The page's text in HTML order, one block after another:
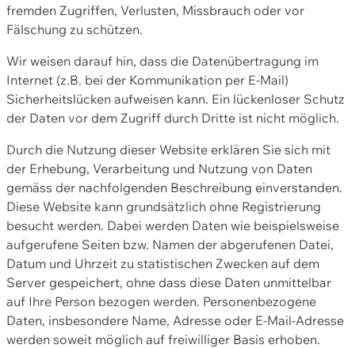
fremden Zugriffen, Verlusten, Missbrauch oder vor
Fälschung zu schützen.
Wir weisen darauf hin, dass die Datenübertragung im
Internet (z.B. bei der Kommunikation per E-Mail)
Sicherheitslücken aufweisen kann. Ein lückenloser Schutz
der Daten vor dem Zugriff durch Dritte ist nicht möglich.
Durch die Nutzung dieser Website erklären Sie sich mit
der Erhebung, Verarbeitung und Nutzung von Daten
gemäss der nachfolgenden Beschreibung einverstanden.
Diese Website kann grundsätzlich ohne Registrierung
besucht werden. Dabei werden Daten wie beispielsweise
aufgerufene Seiten bzw. Namen der abgerufenen Datei,
Datum und Uhrzeit zu statistischen Zwecken auf dem
Server gespeichert, ohne dass diese Daten unmittelbar
auf Ihre Person bezogen werden. Personenbezogene
Daten, insbesondere Name, Adresse oder E-Mail-Adresse
werden soweit möglich auf freiwilliger Basis erhoben.